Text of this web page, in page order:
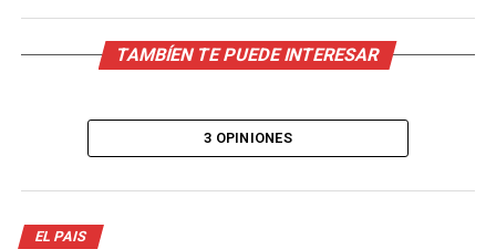
TAMBÍEN TE PUEDE INTERESAR
3 OPINIONES
EL PAIS